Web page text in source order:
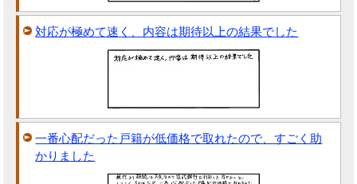
対応が極めて速く、内容は期待以上の結果でした
一番心配だった戸籍が低価格で取れたので、すごく助
かりました